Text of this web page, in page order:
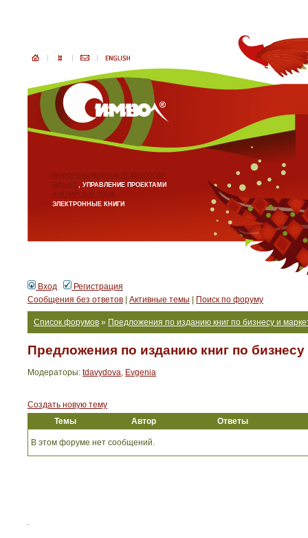
ИНФОРМАЦИОННЫЕ ТЕХНОЛОГИИ
БИЗНЕС, УПРАВЛЕНИЕ ПРОЕКТАМИ
АНГЛИЙСКИЙ ЯЗЫК
ЭЛЕКТРОННЫЕ КНИГИ
Вход
Регистрация
Сообщения без ответов
Активные темы Поиск по форуму
Список форумов » Предложения по изданию книг по бизнесу и
Предложения по изданию книг по бизнесу
Модераторы: tdavydova, Evgenia
Создать новую тему
Темы
Автор Ответы
В этом форуме нет сообщений.